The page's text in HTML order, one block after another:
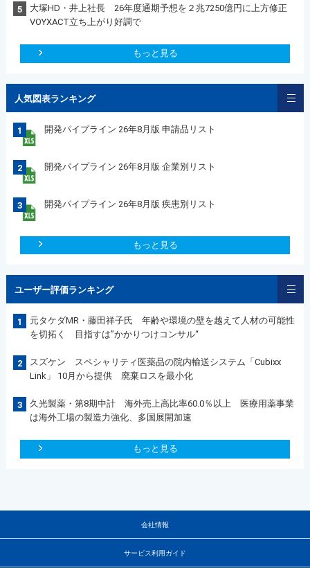
5
大塚HD・井上社長 26年度通期予想を２兆7250億円に上方修正
VOYXACT立ち上がり好調で
もっと見る
人気図表ランキング
1 開発パイプライン 26年8月版 申請品リスト
2 開発パイプライン 26年8月版 企業別リスト
3 開発パイプライン 26年8月版 疾患別リスト
もっと見る
ユーザー評価ランキング
1
元タケダMR・藤田祥子氏 年齢や環境の壁を越えて人材の可能性
を切拓く 目指すは”かかりつけコンサル“
2
スズケン スペシャリティ医薬品の院内輸送システム「Cubixx
Link」 10月から提供 廃棄ロスを最小化
3
久光製薬・第8期中計 海外売上高比率60.0％以上 医療用薬事業
は海外工場の製造力強化、多国展開加速
もっと見る
会社情報
サービス利用ガイド